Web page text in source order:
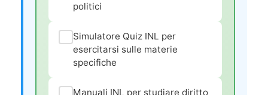
politici
Simulatore Quiz INL per
esercitarsi sulle materie
specifiche
Manuali INL per studiare diritto